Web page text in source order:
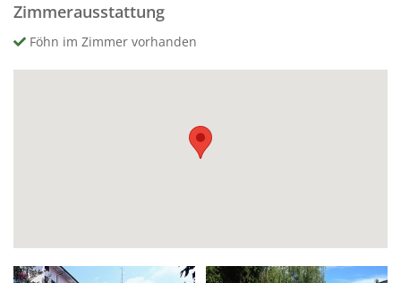
Zimmerausstattung
Föhn im Zimmer vorhanden